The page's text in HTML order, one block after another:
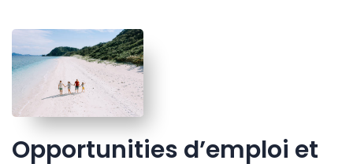
Opportunities d’emploi et